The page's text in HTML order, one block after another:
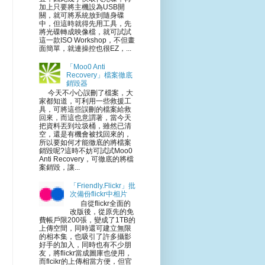
加上只要將主機設為USB開
關，就可將系統放到隨身碟
中，但這時就得先用工具，先
將光碟轉成映像檔，就可試試
這一款ISO Workshop，不但畫
面簡單，就連操控也很EZ，...
「Moo0 Anti
Recovery」檔案徹底
銷毀器
今天不小心誤刪了檔案，大
家都知道，可利用一些救援工
具，可將這些誤刪的檔案給救
回來，而這也意謂著，當今天
把資料丟到垃圾桶，雖然已清
空，還是有機會被找回來的，
所以要如何才能徹底的將檔案
銷毀呢?這時不妨可試試Moo0
Anti Recovery，可徹底的將檔
案銷毀，讓...
「Friendly.Flickr」批
次備份flickr中相片
自從flickr全面的
改版後，從原先的免
費帳戶限200張，變成了1TB的
上傳空間，同時還可建立無限
的相本集，也吸引了許多攝影
好手的加入，同時也有不少朋
友，將flickr當成圖庫也使用，
而flcikr的上傳相當方便，但官